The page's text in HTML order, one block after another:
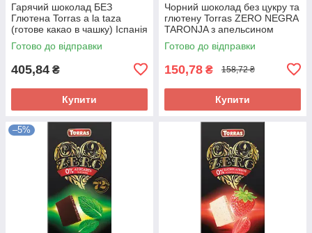
Гарячий шоколад БЕЗ
Глютена Torras a la taza
(готове какао в чашку) Іспанія
1кг
Готово до відправки
405,84 ₴
Купити
Чорний шоколад без цукру та
глютену Torras ZERO NEGRA
TARONJA з апельсином
Іспанія 125 г
Готово до відправки
150,78 ₴ 158,72 ₴
Купити
–5%